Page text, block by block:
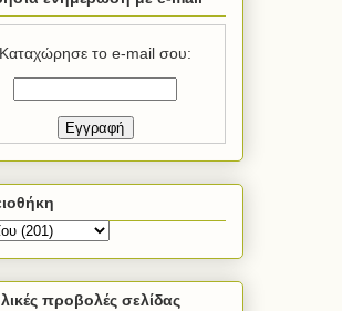
Καταχώρησε το e-mail σου:
προβολές σελίδας